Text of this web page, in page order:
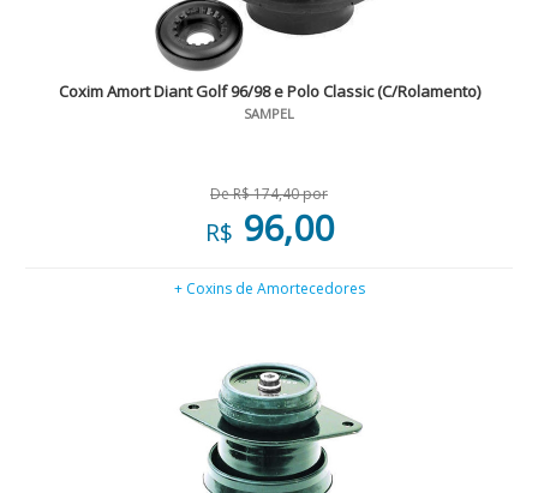
Coxim Amort Diant Golf 96/98 e Polo Classic (C/Rolamento)
SAMPEL
De R$ 174,40 por
R$ 96,00
+ Coxins de Amortecedores